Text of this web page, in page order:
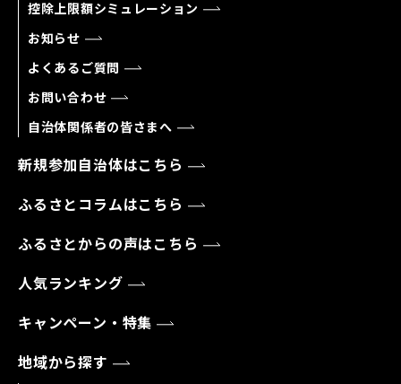
控除上限額シミュレーション
お知らせ
よくあるご質問
お問い合わせ
自治体関係者の皆さまへ
新規参加自治体はこちら
ふるさとコラムはこちら
ふるさとからの声はこちら
人気ランキング
キャンペーン・特集
地域から探す